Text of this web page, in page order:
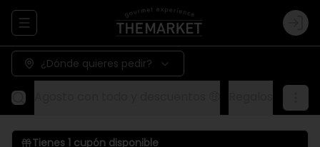
Abrir menu de navegación Login
¿Dónde quieres pedir?
Tienes 1 cupón disponible